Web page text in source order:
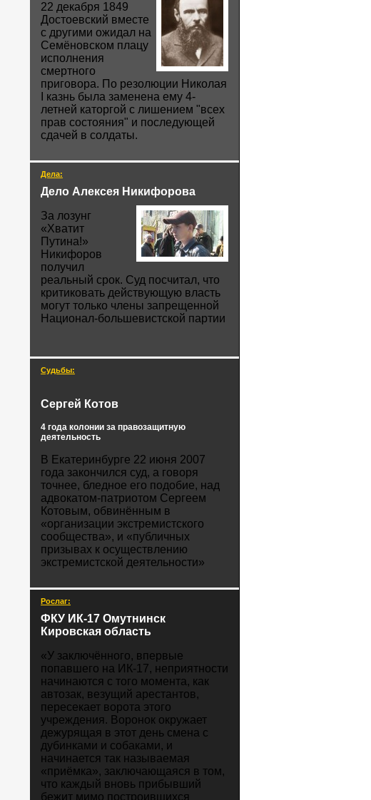
22 декабря 1849
Достоевский вместе
с другими ожидал на
Семёновском плацу
исполнения
смертного
приговора. По резолюции Николая
I казнь была заменена ему 4-
летней каторгой с лишением "всех
прав состояния" и последующей
сдачей в солдаты.
Дела:
Дело Алексея Никифорова
За лозунг
«Хватит
Путина!»
Никифоров
получил
реальный срок. Суд посчитал, что
критиковать действующую власть
могут только члены запрещенной
Национал-большевистской партии
Судьбы:
Сергей Котов
4 года колонии за правозащитную
деятельность
В Екатеринбурге 22 июня 2007
года закончился суд, а говоря
точнее, бледное его подобие, над
адвокатом-патриотом Сергеем
Котовым, обвинённым в
«организации экстремистского
сообщества», и «публичных
призывах к осуществлению
экстремистской деятельности»
Рослаг:
ФКУ ИК-17 Омутнинск
Кировская область
«У заключённого, впервые
попавшего на ИК-17, неприятности
начинаются с того момента, как
автозак, везущий арестантов,
пересекает ворота этого
учреждения. Воронок окружает
дежурящая в этот день смена с
дубинками и собаками, и
начинается так называемая
«приёмка», заключающаяся в том,
что каждый вновь прибывший
бежит мимо построившихся